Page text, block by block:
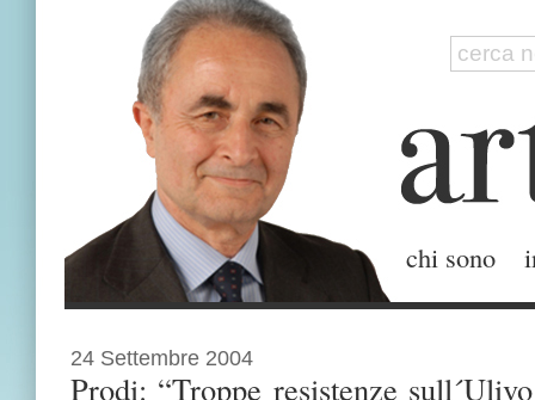
chi sono
24 Settembre 2004
Prodi: “Troppe resistenze